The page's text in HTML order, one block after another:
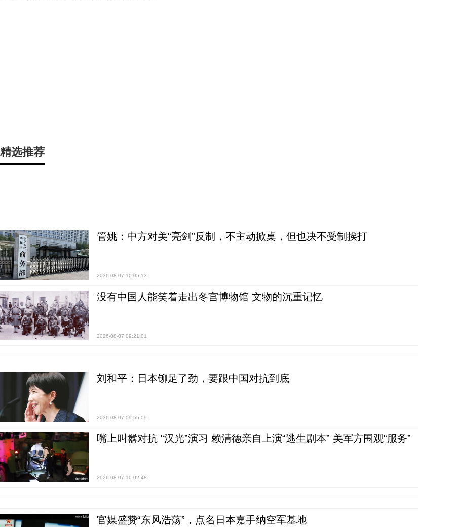
精选推荐
管姚：中方对美“亮剑”反制，不主动掀桌，但也决不受制挨打
2026-08-07 10:05:13
没有中国人能笑着走出冬宫博物馆 文物的沉重记忆
2026-08-07 09:21:01
刘和平：日本铆足了劲，要跟中国对抗到底
2026-08-07 09:55:09
嘴上叫嚣对抗 “汉光”演习 赖清德亲自上演“逃生剧本” 美军方围观“服务”
2026-08-07 10:02:48
官媒盛赞“东风浩荡”，点名日本嘉手纳空军基地